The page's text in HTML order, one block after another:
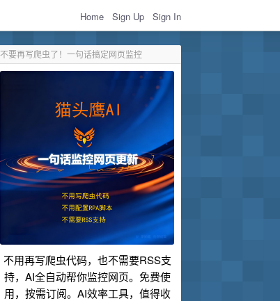
Home Sign Up Sign In
不要再写爬虫了！一句话搞定网页监控
不用再写爬虫代码，也不需要RSS支
持，AI全自动帮你监控网页。免费使
用，按需订阅。AI效率工具，值得收